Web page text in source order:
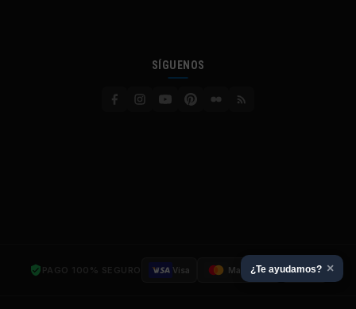
SÍGUENOS
PAGO 100% SEGURO Visa Mastercard SSL
¿Te ayudamos? ×